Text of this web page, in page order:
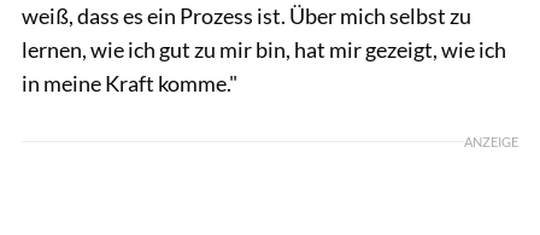
weiß, dass es ein Prozess ist. Über mich selbst zu
lernen, wie ich gut zu mir bin, hat mir gezeigt, wie ich
in meine Kraft komme."
ANZEIGE